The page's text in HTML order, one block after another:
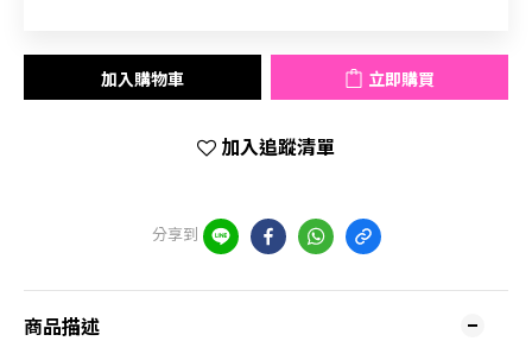
加入購物車 立即購買
加入追蹤清單
分享到
商品描述